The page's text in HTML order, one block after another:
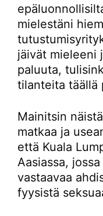
mielestäni
jäivät mieleeni
paluuta,
tilanteita täällä
Mainitsin
matkaa ja
että Kuala
Aasiassa,
vastaavaa
fyysistä